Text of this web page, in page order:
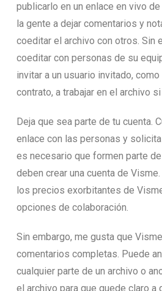
publicarlo en un enlace en vivo
la gente a dejar comentarios y
coeditar el archivo con otros. Sin
coeditar con personas de su
invitar a un usuario invitado,
contrato, a trabajar en el archivo si
Deja que sea parte de tu cuenta.
enlace con las personas y
es necesario que formen parte
deben crear una cuenta de
los precios exorbitantes de
opciones de colaboración.
Sin embargo, me gusta que
comentarios completas. Puede
cualquier parte de un archivo o
el archivo para que quede claro a